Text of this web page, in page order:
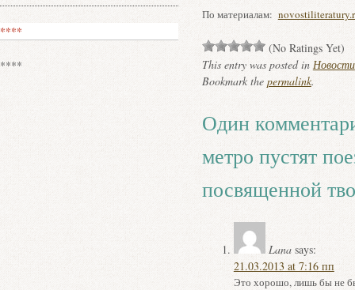
По материалам:
(No Ratings Yet)
This entry was posted in Новости
Bookmark the permalink.
Один
метро пустят
посвященной
Lana says:
21.03.2013 at 7:16 пп
Это хорошо, лишь бы не
****
****